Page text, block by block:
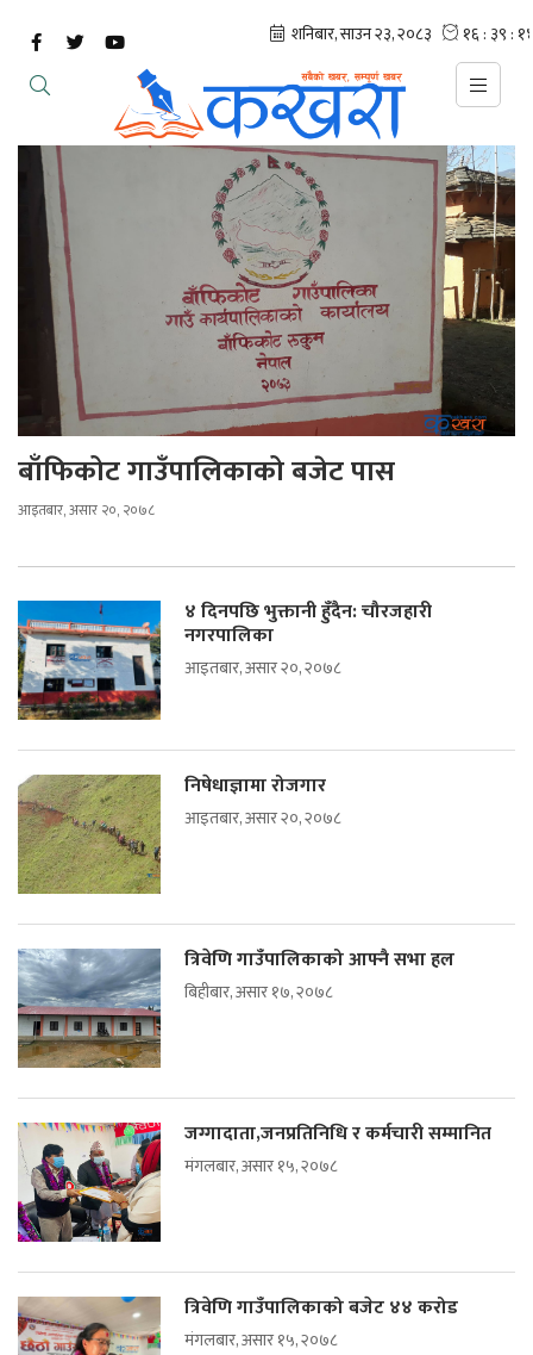
बाँफिकोट गाउँपालिकाको बजेट पास
आइतबार, असार २०, २०७८
४ दिनपछि भुक्तानी हुँदैन: चौरजहारी
नगरपालिका
आइतबार, असार २०, २०७८
निषेधाज्ञामा रोजगार
आइतबार, असार २०, २०७८
त्रिवेणि गाउँपालिकाको आफ्नै सभा हल
बिहीबार, असार १७, २०७८
जग्गादाता,जनप्रतिनिधि र कर्मचारी सम्मानित
मंगलबार, असार १५, २०७८
त्रिवेणि गाउँपालिकाको बजेट ४४ करोड
मंगलबार, असार १५, २०७८